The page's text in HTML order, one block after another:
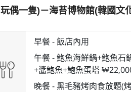
玩偶⼀隻)－海苔博物館(韓國文
早餐 -飯店內用
午餐 -鮑魚海鮮鍋+鮑魚石
+醬鮑魚+鮑魚蛋塔
晚餐 -黑毛豬烤肉食放題(